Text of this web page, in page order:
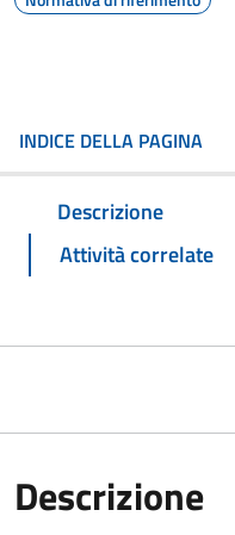
INDICE DELLA PAGINA
Descrizione
Attività correlate
Descrizione